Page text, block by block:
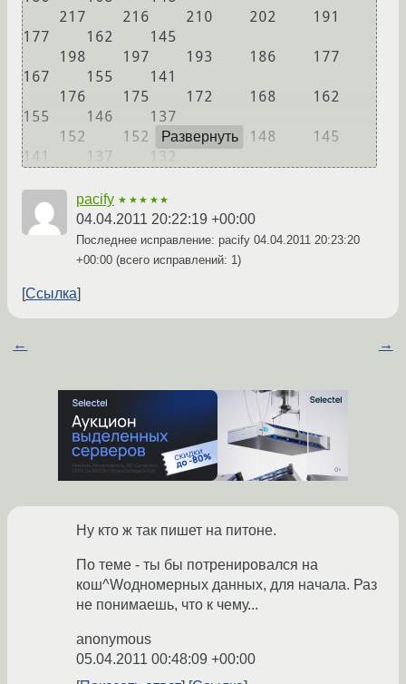
177    162    145
167    155    141
155    146    137
Развернуть
pacify ★★★★★
04.04.2011 20:22:19 +00:00
Последнее исправление: pacify 04.04.2011 20:23:20
+00:00 (всего исправлений: 1)
Ссылка
← →
Ну кто ж так пишет на питоне.
По теме - ты бы потренировался на
кош^Wодномерных данных, для начала. Раз
не понимаешь, что к чему...
anonymous
05.04.2011 00:48:09 +00:00